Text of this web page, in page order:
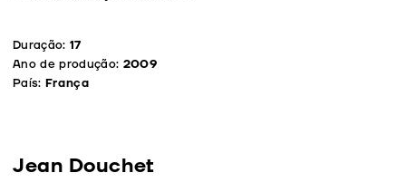
Duração: 17
Ano de produção: 2009
País: França
Jean Douchet